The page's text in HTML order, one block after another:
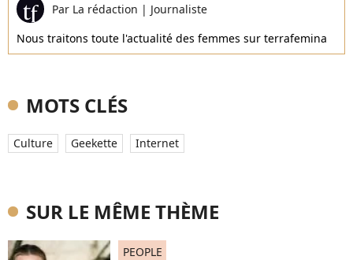
Par La rédaction | Journaliste
Nous traitons toute l'actualité des femmes sur terrafemina
MOTS CLÉS
Culture Geekette Internet
SUR LE MÊME THÈME
PEOPLE